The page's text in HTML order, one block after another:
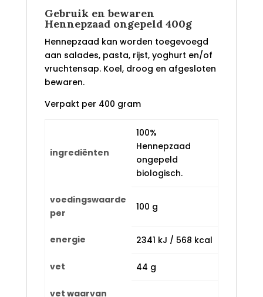
Gebruik en bewaren
Hennepzaad ongepeld 400g
Hennepzaad kan worden toegevoegd
aan salades, pasta, rijst, yoghurt en/of
vruchtensap. Koel, droog en afgesloten
bewaren.
Verpakt per 400 gram
ingrediënten
100%
Hennepzaad
ongepeld
biologisch.
voedingswaarde
per
100 g
energie 2341 kJ / 568 kcal
vet 44 g
vet waarvan